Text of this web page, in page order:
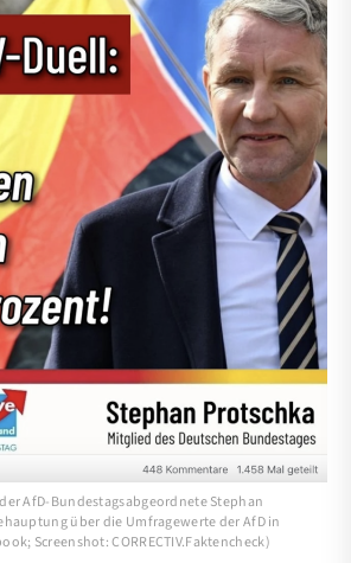
AfD-Bundestagsabgeordnete Stephan
über die Umfragewerte der AfD in
Screenshot: CORRECTIV.Faktencheck)